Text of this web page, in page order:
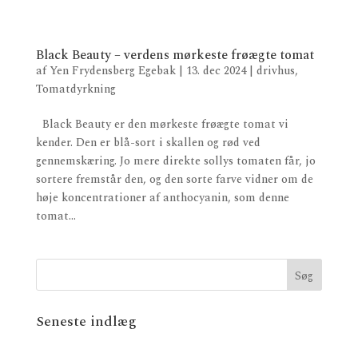
Black Beauty – verdens mørkeste frøægte tomat
afYen Frydensberg Egebak| 13. dec 2024| drivhus,
Tomatdyrkning
Black Beauty er den mørkeste frøægte tomat vi
kender. Den er blå-sort i skallen og rød ved
gennemskæring. Jo mere direkte sollys tomaten får, jo
sortere fremstår den, og den sorte farve vidner om de
høje koncentrationer af anthocyanin, som denne
tomat...
Seneste indlæg